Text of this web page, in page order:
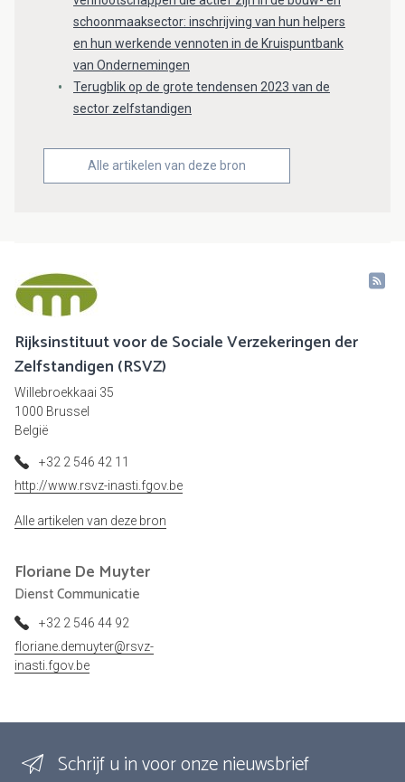
schoonmaaksector: inschrijving van hun helpers
en hun werkende vennoten in de Kruispuntbank
van Ondernemingen
Terugblik op de grote tendensen 2023 van de
sector zelfstandigen
Alle artikelen van deze bron
Rijksinstituut voor de Sociale Verzekeringen der
Zelfstandigen (RSVZ)
Willebroekkaai 35
1000 Brussel
België
+32 2 546 42 11
http://www.rsvz-inasti.fgov.be
Alle artikelen van deze bron
Floriane De Muyter
Dienst Communicatie
+32 2 546 44 92
floriane.demuyter@rsvz-
inasti.fgov.be
Schrijf u in voor onze nieuwsbrief